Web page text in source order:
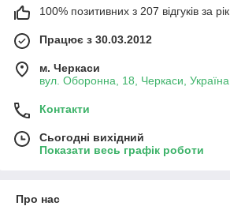
100% позитивних з 207 відгуків за рік
Працює з 30.03.2012
м. Черкаси
вул. Оборонна, 18, Черкаси, Україна
Контакти
Сьогодні вихідний
Показати весь графік роботи
Про нас